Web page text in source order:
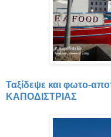
Ταξίδεψε και φωτο-
ΚΑΠΟΔΙΣΤΡΙΑΣ